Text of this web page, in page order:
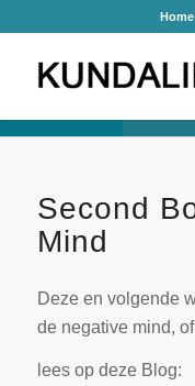
Home
Second
Mind
Deze en volgende
de negative mind,
lees op deze Blog: